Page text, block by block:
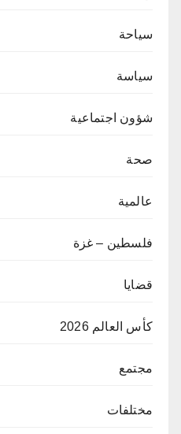
سياحة
سياسة
شؤون اجتماعية
صحة
عالمية
فلسطين – غزة
قضايا
كأس العالم 2026
مجتمع
مختلفات